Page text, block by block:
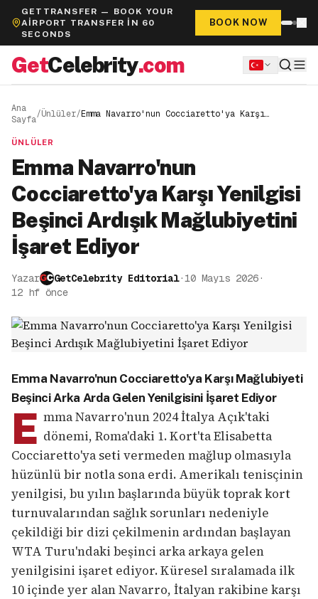
GETTRANSFER — BOOK YOUR
AIRPORT TRANSFER IN 60
SECONDS
BOOK NOW
GetCelebrity.com
Ana
Sayfa/Ünlüler/Emma Navarro'nun Cocciaretto'ya Karşı
ÜNLÜLER
Emma Navarro'nun
Cocciaretto'ya Karşı Yenilgisi
Beşinci Ardışık Mağlubiyetini
İşaret Ediyor
Yazar GetCelebrity Editorial·10 Mayıs 2026·
12 hf önce
Emma Navarro'nun Cocciaretto'ya Karşı Mağlubiyeti
Beşinci Arka Arda Gelen Yenilgisini İşaret Ediyor
E mma Navarro'nun 2024 İtalya Açık'taki
dönemi, Roma'daki 1. Kort'ta Elisabetta
Cocciaretto'ya seti vermeden mağlup olmasıyla
hüzünlü bir notla sona erdi. Amerikalı tenisçinin
yenilgisi, bu yılın başlarında büyük toprak kort
turnuvalarından sağlık sorunları nedeniyle
çekildiği bir dizi çekilmenin ardından başlayan
WTA Turu'ndaki beşinci arka arkaya gelen
yenilgisini işaret ediyor. Küresel sıralamada ilk
10 içinde yer alan Navarro, İtalyan rakibine karşı